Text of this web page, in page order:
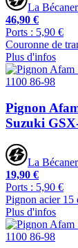
La
46,90 €
Ports : 5,90 €
Couronne de
Plus d'infos
Pignon
Suzuki
La
19,90 €
Ports : 5,90 €
Pignon acier 15
Plus d'infos